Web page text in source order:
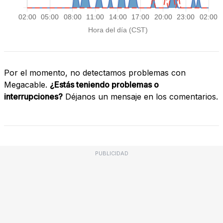
Por el momento, no detectamos problemas con
Megacable. ¿Estás teniendo problemas o
interrupciones? Déjanos un mensaje en los comentarios.
PUBLICIDAD